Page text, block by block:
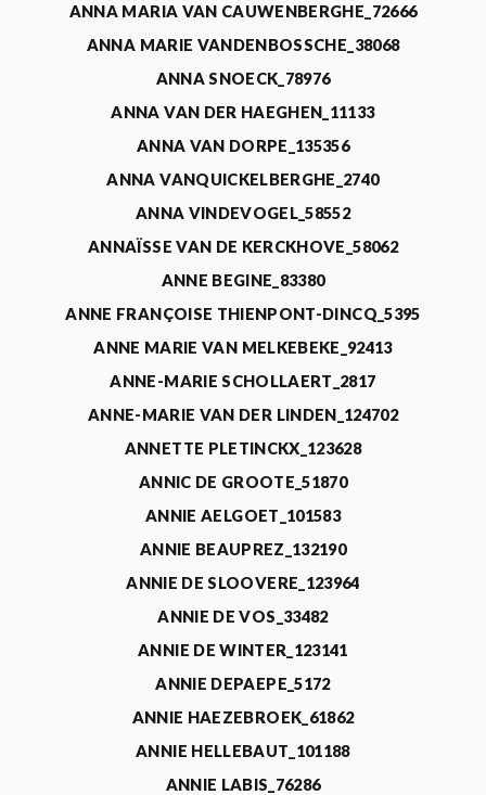
ANNA MARIA VAN CAUWENBERGHE_72666
ANNA MARIE VANDENBOSSCHE_38068
ANNA SNOECK_78976
ANNA VAN DER HAEGHEN_11133
ANNA VAN DORPE_135356
ANNA VANQUICKELBERGHE_2740
ANNA VINDEVOGEL_58552
ANNAÏSSE VAN DE KERCKHOVE_58062
ANNE BEGINE_83380
ANNE FRANÇOISE THIENPONT-DINCQ_5395
ANNE MARIE VAN MELKEBEKE_92413
ANNE-MARIE SCHOLLAERT_2817
ANNE-MARIE VAN DER LINDEN_124702
ANNETTE PLETINCKX_123628
ANNIC DE GROOTE_51870
ANNIE AELGOET_101583
ANNIE BEAUPREZ_132190
ANNIE DE SLOOVERE_123964
ANNIE DE VOS_33482
ANNIE DE WINTER_123141
ANNIE DEPAEPE_5172
ANNIE HAEZEBROEK_61862
ANNIE HELLEBAUT_101188
ANNIE LABIS_76286